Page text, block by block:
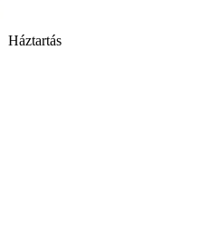
Háztartás